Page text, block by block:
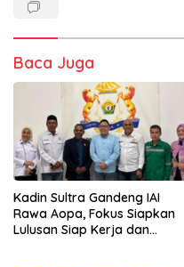
Baca Juga
Kadin Sultra Gandeng IAI
Rawa Aopa, Fokus Siapkan
Lulusan Siap Kerja dan